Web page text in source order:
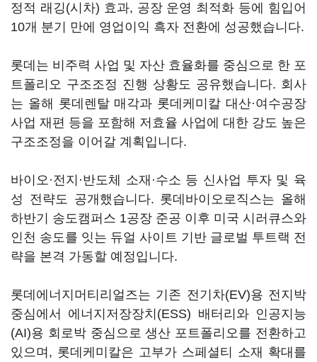
정적 래깅(시차) 효과, 공장 운영 최적화 등에 힘입어
10개 분기 만에 영업이익 흑자 전환에 성공했습니다.
롯데는 비주력 사업 및 자산 효율화를 중심으로 한 포
트폴리오 구조조정 진행 상황도 공유했습니다. 회사
는 올해 롯데렌탈 매각과 롯데케미칼 대산·여수공장
사업 재편 등을 포함해 저효율 사업에 대한 강도 높은
구조조정을 이어갈 계획입니다.
바이오·전지·반도체 소재·수소 등 신사업 투자 및 육
성 전략도 공개했습니다. 롯데바이오로직스는 올해
하반기 송도캠퍼스 1공장 준공 이후 미국 시러큐스와
인천 송도를 잇는 듀얼 사이트 기반 글로벌 투트랙 전
략을 본격 가동할 예정입니다.
롯데에너지머티리얼즈는 기존 전기차(EV)용 전지박
중심에서 에너지저장장치(ESS) 배터리와 인공지능
(AI)용 회로박 중심으로 생산 포트폴리오를 전환하고
있으며, 롯데케미칼은 고부가 스페셜티 소재 확대를